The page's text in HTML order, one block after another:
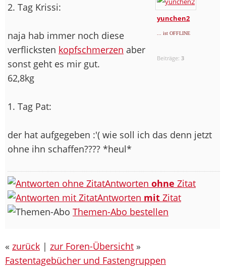
yunchen2
... ist OFFLINE
Beiträge:3
2. Tag Krissi:
naja hab immer noch diese
verflicksten kopfschmerzen aber
sonst geht es mir gut.
62,8kg
1. Tag Pat:
der hat aufgegeben :'( wie soll ich das denn jetzt
ohne ihn schaffen???? *heul*
Antworten ohne Zitat
Antworten mit Zitat
Themen-Abo bestellen
« zurück | zur Foren-Übersicht »
Fastentagebücher und Fastengruppen